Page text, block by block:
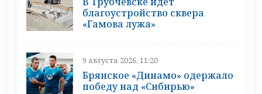
благоустройство сквера
«Гамова лужа»
9 августа 2026, 11:20
Брянское «Динамо» одержало
победу над «Сибирью»